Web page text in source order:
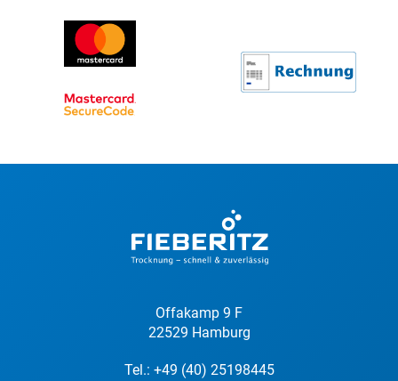
Offakamp 9 F
22529 Hamburg
Tel.: +49 (40) 25198445